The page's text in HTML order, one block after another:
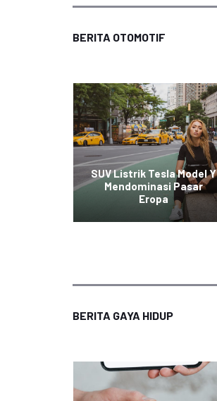
BERITA OTOMOTIF
SUV Listrik Tesla Model Y
Mendominasi Pasar
Eropa
BERITA GAYA HIDUP